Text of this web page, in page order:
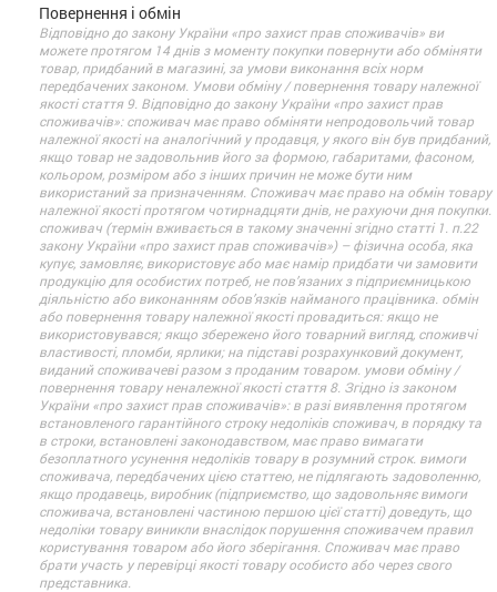
Повернення і обмін
Відповідно до закону України «про захист прав споживачів» ви
можете протягом 14 днів з моменту покупки повернути або обміняти
товар, придбаний в магазині, за умови виконання всіх норм
передбачених законом. Умови обміну / повернення товару належної
якості стаття 9. Відповідно до закону України «про захист прав
споживачів»: споживач має право обміняти непродовольчий товар
належної якості на аналогічний у продавця, у якого він був придбаний,
якщо товар не задовольнив його за формою, габаритами, фасоном,
кольором, розміром або з інших причин не може бути ним
використаний за призначенням. Споживач має право на обмін товару
належної якості протягом чотирнадцяти днів, не рахуючи дня покупки.
споживач (термін вживається в такому значенні згідно статті 1. п.22
закону України «про захист прав споживачів») – фізична особа, яка
купує, замовляє, використовує або має намір придбати чи замовити
продукцію для особистих потреб, не пов’язаних з підприємницькою
діяльністю або виконанням обов’язків найманого працівника. обмін
або повернення товару належної якості провадиться: якщо не
використовувався; якщо збережено його товарний вигляд, споживчі
властивості, пломби, ярлики; на підставі розрахунковий документ,
виданий споживачеві разом з проданим товаром. умови обміну /
повернення товару неналежної якості стаття 8. Згідно із законом
України «про захист прав споживачів»: в разі виявлення протягом
встановленого гарантійного строку недоліків споживач, в порядку та
в строки, встановлені законодавством, має право вимагати
безоплатного усунення недоліків товару в розумний строк. вимоги
споживача, передбачених цією статтею, не підлягають задоволенню,
якщо продавець, виробник (підприємство, що задовольняє вимоги
споживача, встановлені частиною першою цієї статті) доведуть, що
недоліки товару виникли внаслідок порушення споживачем правил
користування товаром або його зберігання. Споживач має право
брати участь у перевірці якості товару особисто або через свого
представника.